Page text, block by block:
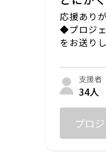
応援あり
◆プロジ
をお送り
支援者
34人
プロ